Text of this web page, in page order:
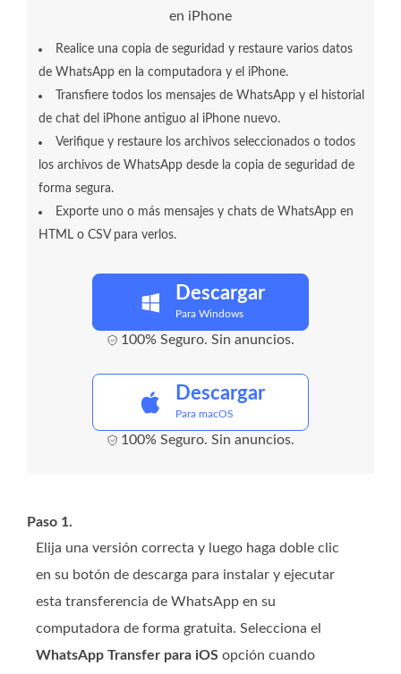
en iPhone
Realice una copia de seguridad y restaure varios datos
de WhatsApp en la computadora y el iPhone.
Transfiere todos los mensajes de WhatsApp y el historial
de chat del iPhone antiguo al iPhone nuevo.
Verifique y restaure los archivos seleccionados o todos
los archivos de WhatsApp desde la copia de seguridad de
forma segura.
Exporte uno o más mensajes y chats de WhatsApp en
HTML o CSV para verlos.
Descargar
Para Windows
100% Seguro. Sin anuncios.
Descargar
Para macOS
100% Seguro. Sin anuncios.
Paso 1.
Elija una versión correcta y luego haga doble clic
en su botón de descarga para instalar y ejecutar
esta transferencia de WhatsApp en su
computadora de forma gratuita. Selecciona el
WhatsApp Transfer para iOS opción cuando